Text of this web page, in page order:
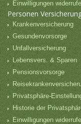
Einwilligungen
Personen
Krankenversicherung
Gesundenvorsorge
Unfallversicherung
Lebensvers. & Sparen
Pensionsvorsorge
Privatsphäre-
Historie der
Einwilligungen